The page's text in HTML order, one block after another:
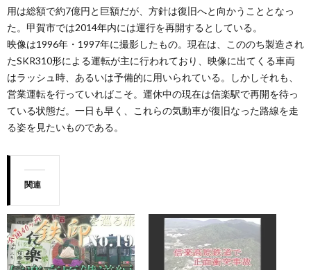
用は総額で約7億円と巨額だが、方針は復旧へと向かうこととなっ
た。甲賀市では2014年内には運行を再開するとしている。
映像は1996年・1997年に撮影したもの。現在は、こののち製造され
たSKR310形による運転が主に行われており、映像に出てくる車両
はラッシュ時、あるいは予備的に用いられている。しかしそれも、
営業運転を行っていればこそ。運休中の現在は信楽駅で再開を待っ
ている状態だ。一日も早く、これらの気動車が復旧なった路線を走
る姿を見たいものである。
関連